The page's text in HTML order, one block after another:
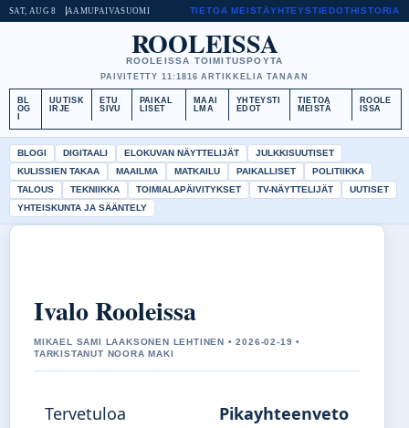
SAT, AUG 8 AAMUPAIVASUOMI TIETOA MEISTÄYHTEYSTIEDOTHISTORIA
ROOLEISSA
ROOLEISSA TOIMITUSPOYTA
PAIVITETTY 11:1816 ARTIKKELIA TANAAN
BL
OG
UUTISK
IRJE
ETU
SIVU
PAIKAL
LISET
MAAI
LMA
YHTEYSTI
EDOT
TIETOA
MEISTÄ
ROOLE
ISSA
BLOGI DIGITAALI ELOKUVAN NÄYTTELIJÄT
JULKKISUUTISET
KULISSIEN TAKAA
MAAILMA MATKAILU PAIKALLISET
POLITIIKKA
TALOUS
TEKNIIKKA TOIMIALAPÄIVITYKSET TV-NÄYTTELIJÄT
UUTISET
YHTEISKUNTA JA SÄÄNTELY
Ivalo Rooleissa
MIKAEL SAMI LAAKSONEN LEHTINEN • 2026-02-19 •
TARKISTANUT NOORA MAKI
Tervetuloa
Pikayhteenveto